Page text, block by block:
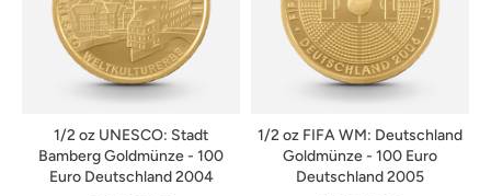
1/2 oz UNESCO: Stadt
Bamberg Goldmünze - 100
Euro Deutschland 2004
1/2 oz FIFA WM: Deutschland
Goldmünze - 100 Euro
Deutschland 2005